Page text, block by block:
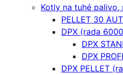
Kotly na tuhé
PELLET 30
DPX (rada
DPX
DPX PROFI
DPX PELLET